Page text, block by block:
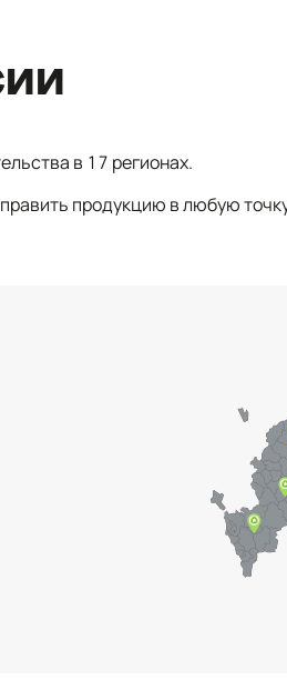
в 17 регионах.
продукцию в любую